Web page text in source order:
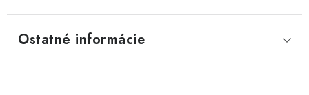
Ostatné informácie